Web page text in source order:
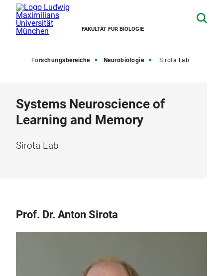
FAKULTÄT FÜR BIOLOGIE
Forschungsbereiche Neurobiologie Sirota Lab
Systems Neuroscience of
Learning and Memory
Sirota Lab
Prof. Dr. Anton Sirota